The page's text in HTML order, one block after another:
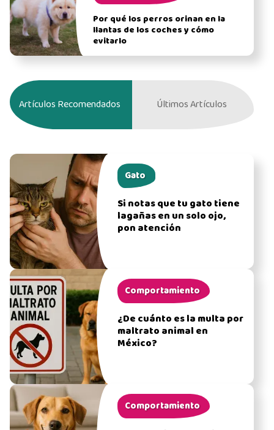
Por qué los perros orinan en la
llantas de los coches y cómo
evitarlo
Artículos Recomendados Últimos Artículos
Gato
Si notas que tu gato tiene
lagañas en un solo ojo,
pon atención
Comportamiento
¿De cuánto es la multa por
maltrato animal en
México?
Comportamiento